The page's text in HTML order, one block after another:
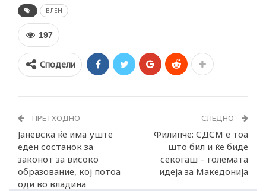
ВЛЕН
197
Сподели
ПРЕТХОДНО
Јаневска ќе има уште
еден состанок за
законот за високо
образование, кој потоа
оди во владина
СЛЕДНО
Филипче: СДСМ е тоа
што бил и ќе биде
секогаш – големата
идеја за Македонија